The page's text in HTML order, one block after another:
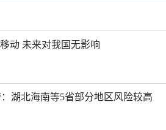
动 未来对我国无影响
湖北海南等5省部分地区风险较高